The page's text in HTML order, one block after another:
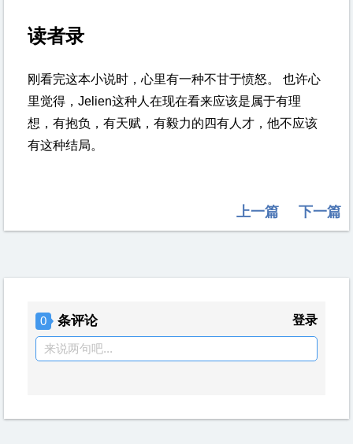
读者录
刚看完这本小说时，心里有一种不甘于愤怒。 也许心
里觉得，Jelien这种人在现在看来应该是属于有理
想，有抱负，有天赋，有毅力的四有人才，他不应该
有这种结局。
上一篇 下一篇
0 条评论 登录
来说两句吧...